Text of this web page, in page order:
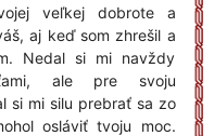
veľkej dobrote a
aj keď som zhrešil a
Nedal si mi navždy
ale pre svoju
si mi silu prebrať sa zo
osláviť tvoju moc.